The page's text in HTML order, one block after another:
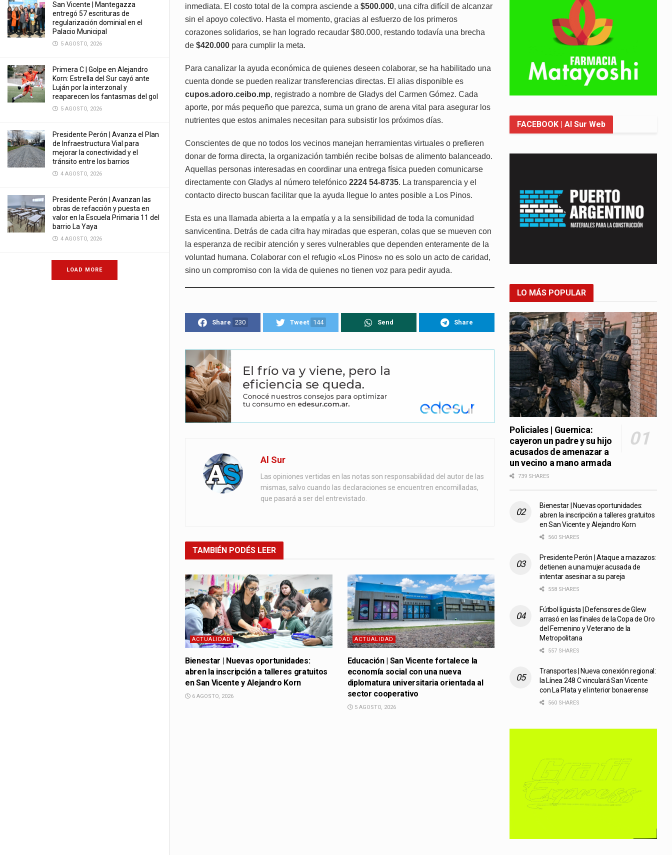
San Vicente | Mantegazza
entregó 57 escrituras de
regularización dominial en el
Palacio Municipal
5 AGOSTO, 2026
Primera C | Golpe en Alejandro
Korn: Estrella del Sur cayó ante
Luján por la interzonal y
reaparecen los fantasmas del gol
5 AGOSTO, 2026
Presidente Perón | Avanza el Plan
de Infraestructura Vial para
mejorar la conectividad y el
tránsito entre los barrios
4 AGOSTO, 2026
Presidente Perón | Avanzan las
obras de refacción y puesta en
valor en la Escuela Primaria 11 del
barrio La Yaya
4 AGOSTO, 2026
LOAD MORE
inmediata. El costo total de la compra asciende a $500.000, una cifra difícil de alcanzar
sin el apoyo colectivo. Hasta el momento, gracias al esfuerzo de los primeros
corazones solidarios, se han logrado recaudar $80.000, restando todavía una brecha
de $420.000 para cumplir la meta.
Para canalizar la ayuda económica de quienes deseen colaborar, se ha habilitado una
cuenta donde se pueden realizar transferencias directas. El alias disponible es
cupos.adoro.ceibo.mp, registrado a nombre de Gladys del Carmen Gómez. Cada
aporte, por más pequeño que parezca, suma un grano de arena vital para asegurar los
nutrientes que estos animales necesitan para subsistir los próximos días.
Conscientes de que no todos los vecinos manejan herramientas virtuales o prefieren
donar de forma directa, la organización también recibe bolsas de alimento balanceado.
Aquellas personas interesadas en coordinar una entrega física pueden comunicarse
directamente con Gladys al número telefónico 2224 54-8735. La transparencia y el
contacto directo buscan facilitar que la ayuda llegue lo antes posible a Los Pinos.
Esta es una llamada abierta a la empatía y a la sensibilidad de toda la comunidad
sanvicentina. Detrás de cada cifra hay miradas que esperan, colas que se mueven con
la esperanza de recibir atención y seres vulnerables que dependen enteramente de la
voluntad humana. Colaborar con el refugio «Los Pinos» no es solo un acto de caridad,
sino un compromiso con la vida de quienes no tienen voz para pedir ayuda.
Share 230 Tweet 144 Send Share
Al Sur
Las opiniones vertidas en las notas son responsabilidad del autor de las
mismas, salvo cuando las declaraciones se encuentren encomilladas,
que pasará a ser del entrevistado.
TAMBIÉN PODÉS LEER
ACTUALIDAD
Bienestar | Nuevas oportunidades:
abren la inscripción a talleres gratuitos
en San Vicente y Alejandro Korn
6 AGOSTO, 2026
ACTUALIDAD
Educación | San Vicente fortalece la
economía social con una nueva
diplomatura universitaria orientada al
sector cooperativo
5 AGOSTO, 2026
FACEBOOK | Al Sur Web
LO MÁS POPULAR
Policiales | Guernica:
cayeron un padre y su hijo
acusados de amenazar a
un vecino a mano armada
739 SHARES
Bienestar | Nuevas oportunidades:
abren la inscripción a talleres gratuitos
en San Vicente y Alejandro Korn
560 SHARES
Presidente Perón | Ataque a mazazos:
detienen a una mujer acusada de
intentar asesinar a su pareja
558 SHARES
Fútbol liguista | Defensores de Glew
arrasó en las finales de la Copa de Oro
del Femenino y Veterano de la
Metropolitana
557 SHARES
Transportes | Nueva conexión regional:
la Línea 248 C vinculará San Vicente
con La Plata y el interior bonaerense
560 SHARES